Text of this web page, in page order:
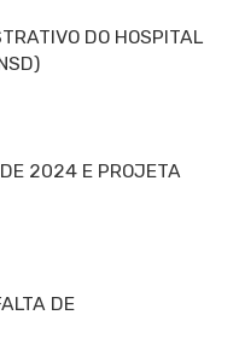
DO HOSPITAL
2024 E PROJETA
DE